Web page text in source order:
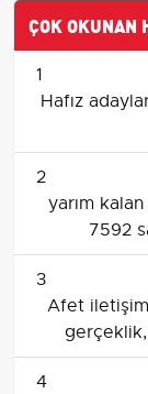
ÇOK OKUNAN
1
Hafız
2
yarım
7592
3
Afet
4